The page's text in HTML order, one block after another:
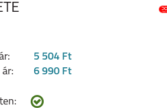
5 504 Ft
6 990 Ft